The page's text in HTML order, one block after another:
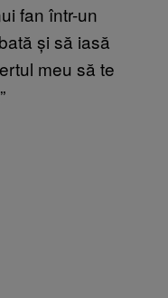
fan într-un
și să iasă
meu să te